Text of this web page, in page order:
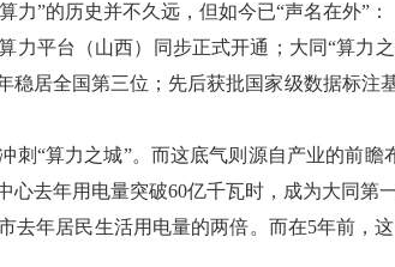
力”的历史并不久远，但如今已“声名在外”：
力平台（山西）同步正式开通；大同“算力
稳居全国第三位；先后获批国家级数据标注
刺“算力之城”。而这底气则源自产业的前
心去年用电量突破60亿千瓦时，成为大同第
去年居民生活用电量的两倍。而在5年前，